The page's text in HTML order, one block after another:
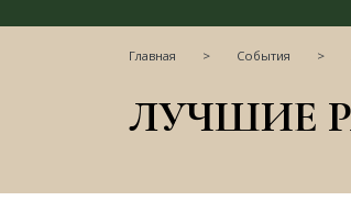
Главная События